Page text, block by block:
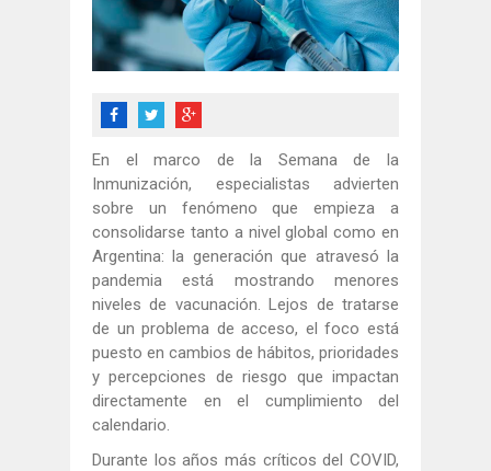
En el marco de la Semana de la
Inmunización, especialistas advierten
sobre un fenómeno que empieza a
consolidarse tanto a nivel global como en
Argentina: la generación que atravesó la
pandemia está mostrando menores
niveles de vacunación. Lejos de tratarse
de un problema de acceso, el foco está
puesto en cambios de hábitos, prioridades
y percepciones de riesgo que impactan
directamente en el cumplimiento del
calendario.
Durante los años más críticos del COVID,